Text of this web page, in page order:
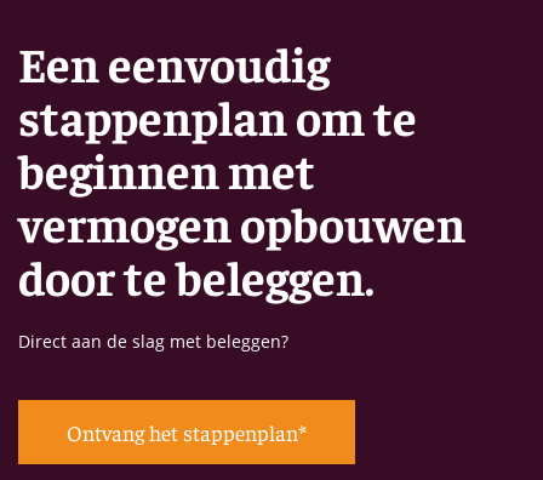
Een eenvoudig
stappenplan om te
beginnen met
vermogen opbouwen
door te beleggen.
Direct aan de slag met beleggen?
Ontvang het stappenplan*